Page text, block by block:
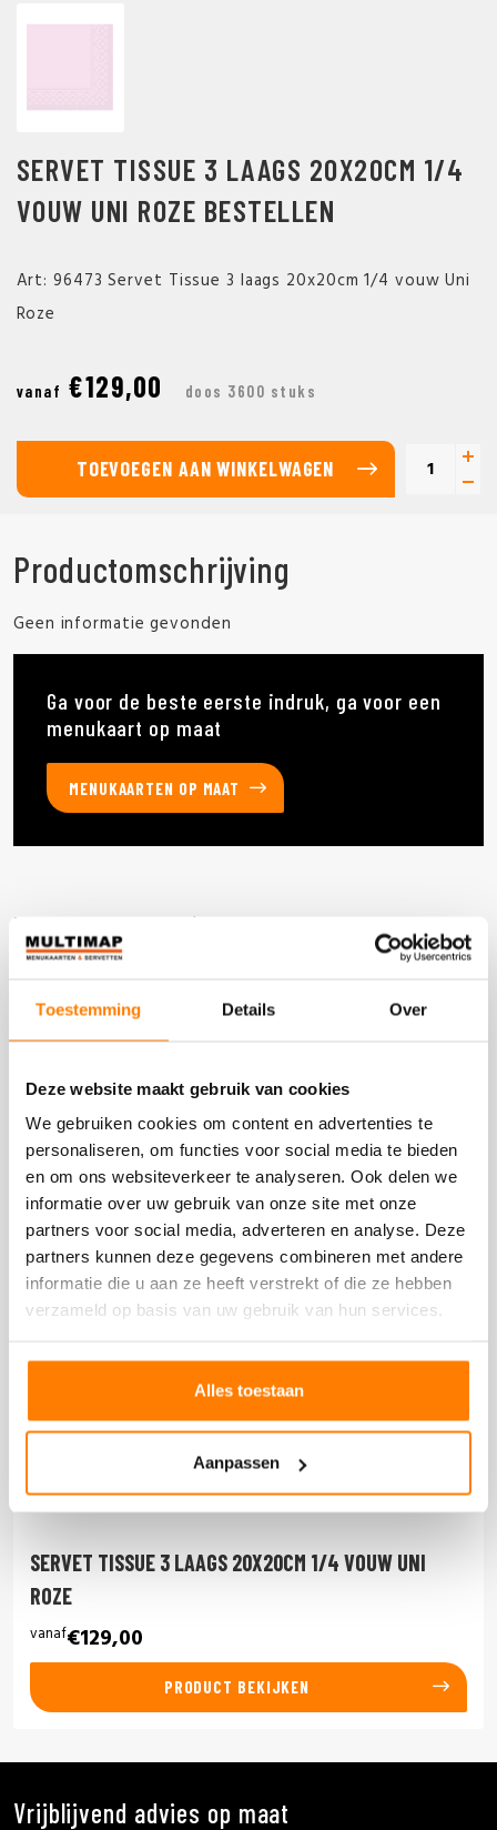
Toestemming Details Over
Deze website maakt gebruik van cookies
We gebruiken cookies om content en advertenties te
personaliseren, om functies voor social media te bieden
en om ons websiteverkeer te analyseren. Ook delen we
informatie over uw gebruik van onze site met onze
partners voor social media, adverteren en analyse. Deze
partners kunnen deze gegevens combineren met andere
informatie die u aan ze heeft verstrekt of die ze hebben
verzameld op basis van uw gebruik van hun services.
Alles toestaan
Aanpassen
SERVET TISSUE 3 LAAGS 20X20CM 1/4
VOUW UNI ROZE BESTELLEN
Art: 96473 Servet Tissue 3 laags 20x20cm 1/4 vouw Uni
Roze
vanaf €129,00 doos 3600 stuks
TOEVOEGEN AAN WINKELWAGEN
Productomschrijving
Geen informatie gevonden
Ga voor de beste eerste indruk, ga voor een
menukaart op maat
MENUKAARTEN OP MAAT
Deze producten heb je eerder bekeken
DOOS 3600 STUKS
SERVET TISSUE 3 LAAGS 20X20CM 1/4 VOUW UNI
ROZE
vanaf€129,00
PRODUCT BEKIJKEN
Vrijblijvend advies op maat